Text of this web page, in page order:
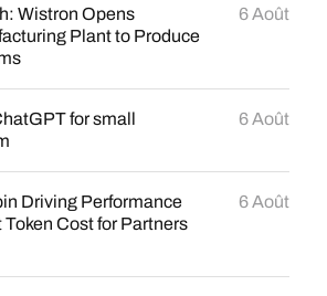
Wistron Opens
Plant to Produce
6 Août
for small
6 Août
Driving Performance
Cost for Partners
6 Août